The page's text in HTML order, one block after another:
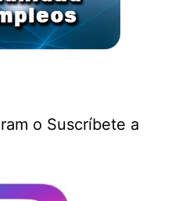
o Suscríbete a